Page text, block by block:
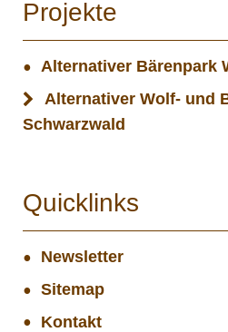
Projekte
Alternativer Bärenpark
Alternativer Wolf- und
Schwarzwald
Quicklinks
Newsletter
Sitemap
Kontakt